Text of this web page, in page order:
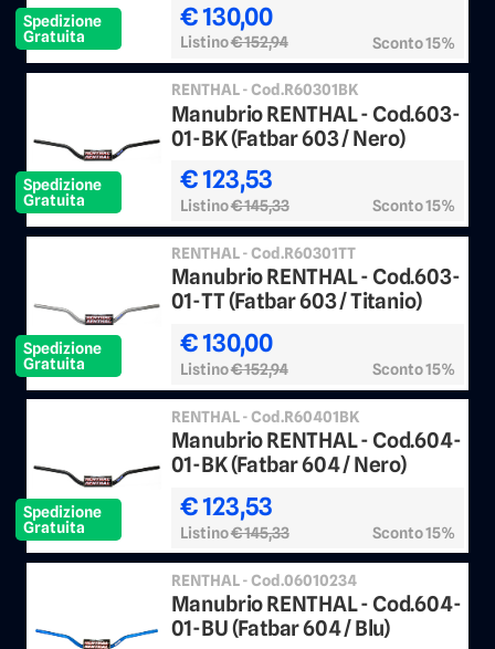
Spedizione
Gratuita
€ 130,00
Listino€ 152,94 Sconto 15%
Spedizione
Gratuita
RENTHAL - Cod.R60301BK
Manubrio RENTHAL - Cod.603-
01-BK (Fatbar 603 / Nero)
€ 123,53
Listino€ 145,33 Sconto 15%
Spedizione
Gratuita
RENTHAL - Cod.R60301TT
Manubrio RENTHAL - Cod.603-
01-TT (Fatbar 603 / Titanio)
€ 130,00
Listino€ 152,94 Sconto 15%
Spedizione
Gratuita
RENTHAL - Cod.R60401BK
Manubrio RENTHAL - Cod.604-
01-BK (Fatbar 604 / Nero)
€ 123,53
Listino€ 145,33 Sconto 15%
RENTHAL - Cod.06010234
Manubrio RENTHAL - Cod.604-
01-BU (Fatbar 604 / Blu)